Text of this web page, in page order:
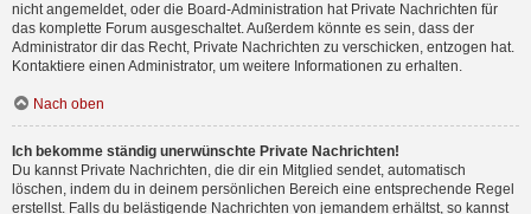
nicht angemeldet, oder die Board-Administration hat Private Nachrichten für
das komplette Forum ausgeschaltet. Außerdem könnte es sein, dass der
Administrator dir das Recht, Private Nachrichten zu verschicken, entzogen hat.
Kontaktiere einen Administrator, um weitere Informationen zu erhalten.
Nach oben
Ich bekomme ständig unerwünschte Private Nachrichten!
Du kannst Private Nachrichten, die dir ein Mitglied sendet, automatisch
löschen, indem du in deinem persönlichen Bereich eine entsprechende Regel
erstellst. Falls du belästigende Nachrichten von jemandem erhältst, so kannst